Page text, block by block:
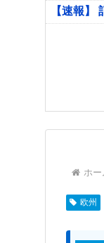
【速報
ホー
欧州